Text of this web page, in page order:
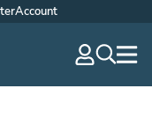
Account